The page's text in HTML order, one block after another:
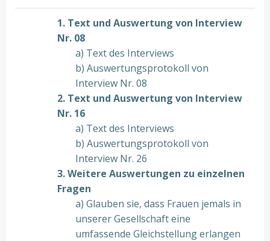
1. Text und Auswertung von Interview
Nr. 08
a) Text des Interviews
b) Auswertungsprotokoll von
Interview Nr. 08
2. Text und Auswertung von Interview
Nr. 16
a) Text des Interviews
b) Auswertungsprotokoll von
Interview Nr. 26
3. Weitere Auswertungen zu einzelnen
Fragen
a) Glauben sie, dass Frauen jemals in
unserer Gesellschaft eine
umfassende Gleichstellung erlangen